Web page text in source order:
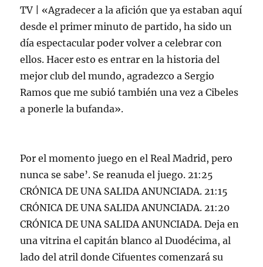
TV | «Agradecer a la afición que ya estaban aquí
desde el primer minuto de partido, ha sido un
día espectacular poder volver a celebrar con
ellos. Hacer esto es entrar en la historia del
mejor club del mundo, agradezco a Sergio
Ramos que me subió también una vez a Cibeles
a ponerle la bufanda».
Por el momento juego en el Real Madrid, pero
nunca se sabe’. Se reanuda el juego. 21:25
CRÓNICA DE UNA SALIDA ANUNCIADA. 21:15
CRÓNICA DE UNA SALIDA ANUNCIADA. 21:20
CRÓNICA DE UNA SALIDA ANUNCIADA. Deja en
una vitrina el capitán blanco al Duodécima, al
lado del atril donde Cifuentes comenzará su